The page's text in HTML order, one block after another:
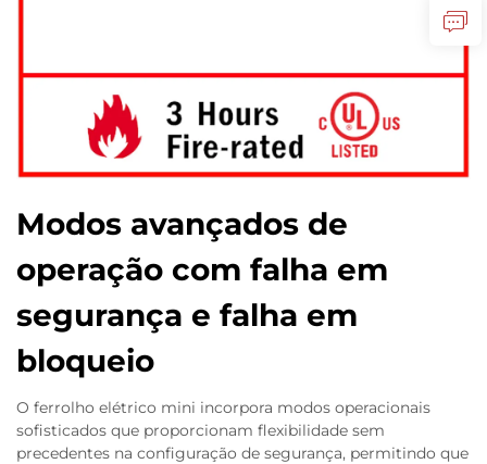
Modos avançados de
operação com falha em
segurança e falha em
bloqueio
O ferrolho elétrico mini incorpora modos operacionais
sofisticados que proporcionam flexibilidade sem
precedentes na configuração de segurança, permitindo que